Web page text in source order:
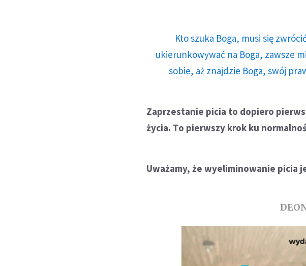
Kto szuka Boga, musi się
ukierunkowywać na Boga, zawsze
sobie, aż znajdzie Boga, swój
Zaprzestanie picia to dopiero
życia. To pierwszy krok ku
Uważamy, że wyeliminowanie picia